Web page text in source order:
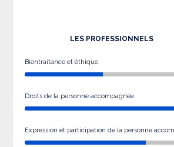
LES PROFESSIONNELS
Bientraitance et éthique
Droits de la personne accompagnée
Expression et participation de la personne